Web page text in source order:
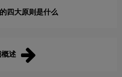
四大原则是什么
述